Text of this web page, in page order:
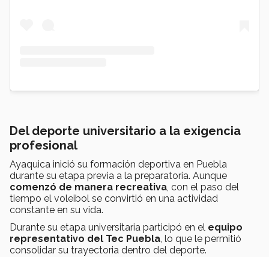
Del deporte universitario a la exigencia
profesional
Ayaquica inició su formación deportiva en Puebla
durante su etapa previa a la preparatoria. Aunque
comenzó de manera recreativa, con el paso del
tiempo el voleibol se convirtió en una actividad
constante en su vida.
Durante su etapa universitaria participó en el equipo
representativo del Tec Puebla, lo que le permitió
consolidar su trayectoria dentro del deporte.